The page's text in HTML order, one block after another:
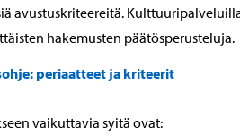
avustuskriteereitä.
hakemusten päätösperusteluja.
periaatteet ja kriteerit
vaikuttavia syitä ovat: